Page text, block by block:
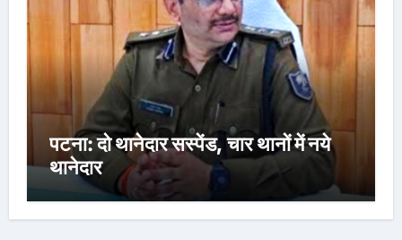
पटना: दो थानेदार सस्पेंड, चार थानों में नये
थानेदार